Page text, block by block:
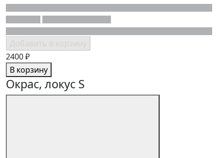
2400 ₽
В корзину
Окрас, локус S